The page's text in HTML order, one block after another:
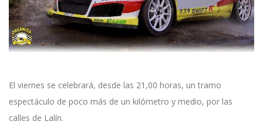
El viernes se celebrará, desde las 21,00 horas, un tramo
espectáculo de poco más de un kilómetro y medio, por las
calles de Lalín.